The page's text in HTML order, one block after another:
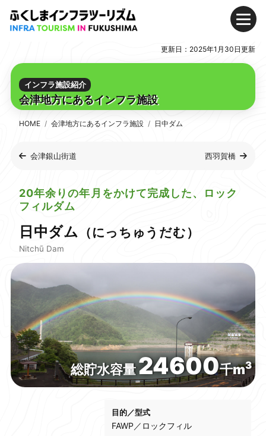
Skip
(Press
Enter)
Skip
Navigation
(Press
Enter)
メ
ュ
ー
モデルコース
浜通り地方のインフラおすすめモデルコース
中通り地方のインフラおすすめモデルコース
インフラ施設紹介
中通り地方にあるインフラ施設
会津地方にあるインフラ施設
デジタルパンフレット
家族で思いっきり楽しめる!
ふくしまインフラツーリズム
更新日：2025年1月30日更新
インフラ施設紹介
会津地方にあるインフラ施設
HOME 会津地方にあるインフラ施設 日中ダム
会津銀山街道 西羽賀橋
20年余りの年月をかけて完成した、ロック
フィルダム
日中ダム （にっちゅうだむ）
Nitchū Dam
総貯水容量24600千m3
目的／型式
FAWP／ロックフィル